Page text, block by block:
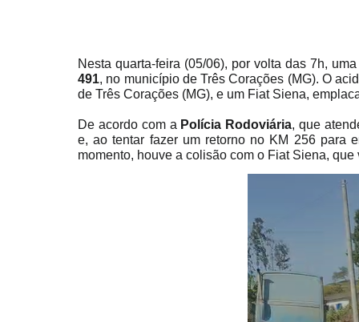
Nesta quarta-feira (05/06), por volta das 7h, uma
491, no município de Três Corações (MG). O
de Três Corações (MG), e um Fiat Siena,
De acordo com a Polícia Rodoviária, que
e, ao tentar fazer um retorno no KM 256 para
momento, houve a colisão com o Fiat Siena,